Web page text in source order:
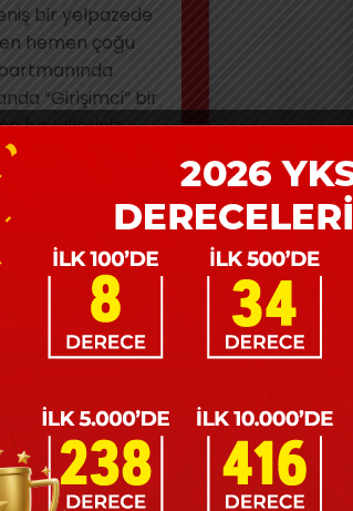
bir yelpazede
hemen çoğu
“Girişimci” bir
hayalleriniz
iş geliştirme
anlamda
bir
pek
alanda kariyer
bazıları ise
ilerlemeyi tercih
GÖRE BİR
GEREKTİRİR ?